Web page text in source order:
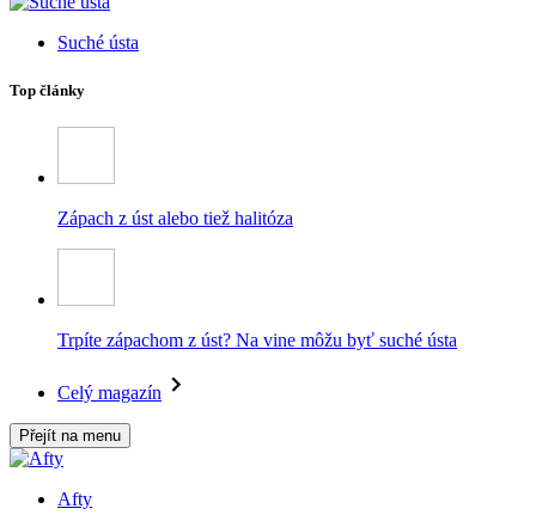
Suché ústa
Top články
Zápach z úst alebo tiež halitóza
Trpíte zápachom z úst? Na vine môžu byť suché ústa
Celý magazín
Přejít na menu
Afty